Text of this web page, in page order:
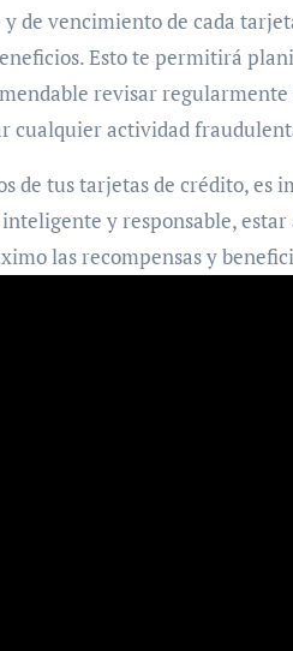
de vencimiento de cada
Esto te permitirá
revisar regularmente
cualquier actividad
de tus tarjetas de crédito, es
y responsable, estar
las recompensas y